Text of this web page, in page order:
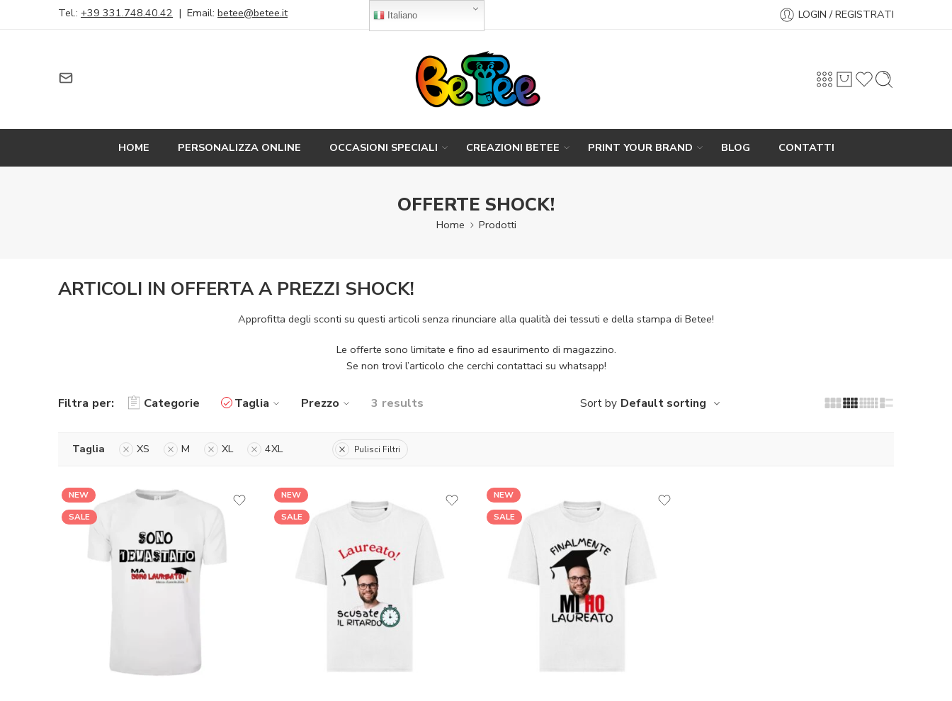
Tel.: +39 331.748.40.42 | Email: betee@betee.it Italiano LOGIN / REGISTRATI
HOME PERSONALIZZA ONLINE OCCASIONI SPECIALI CREAZIONI BETEE PRINT YOUR BRAND BLOG CONTATTI
OFFERTE SHOCK!
Home Prodotti
ARTICOLI IN OFFERTA A PREZZI SHOCK!
Approfitta degli sconti su questi articoli senza rinunciare alla qualità dei tessuti e della stampa di Betee!
Le offerte sono limitate e fino ad esaurimento di magazzino.
Se non trovi l’articolo che cerchi contattaci su whatsapp!
Filtra per: Categorie Taglia Prezzo 3 results Sort by Default sorting
Taglia XS M XL 4XL Pulisci Filtri
NEW
SALE
NEW
SALE
NEW
SALE